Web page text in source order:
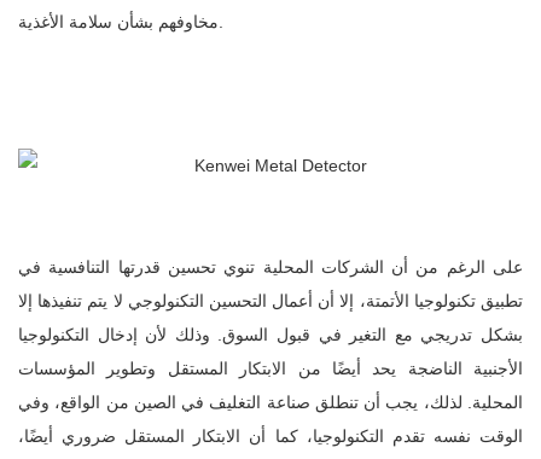
مخاوفهم بشأن سلامة الأغذية.
على الرغم من أن الشركات المحلية تنوي تحسين قدرتها التنافسية في
تطبيق تكنولوجيا الأتمتة، إلا أن أعمال التحسين التكنولوجي لا يتم تنفيذها إلا
بشكل تدريجي مع التغير في قبول السوق. وذلك لأن إدخال التكنولوجيا
الأجنبية الناضجة يحد أيضًا من الابتكار المستقل وتطوير المؤسسات
المحلية. لذلك، يجب أن تنطلق صناعة التغليف في الصين من الواقع، وفي
الوقت نفسه تقدم التكنولوجيا، كما أن الابتكار المستقل ضروري أيضًا،